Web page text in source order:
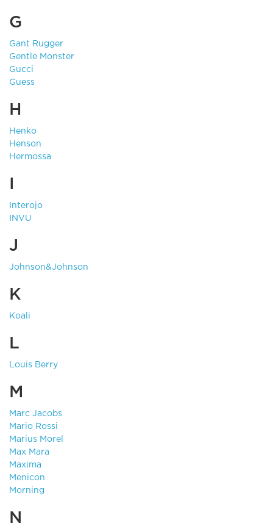
G
Gant Rugger
Gentle Monster
Gucci
Guess
H
Henko
Henson
Hermossa
Interojo
INVU
J
Johnson&Johnson
K
Koali
L
Louis Berry
M
Marc Jacobs
Mario Rossi
Marius Morel
Max Mara
Maxima
Menicon
Morning
N